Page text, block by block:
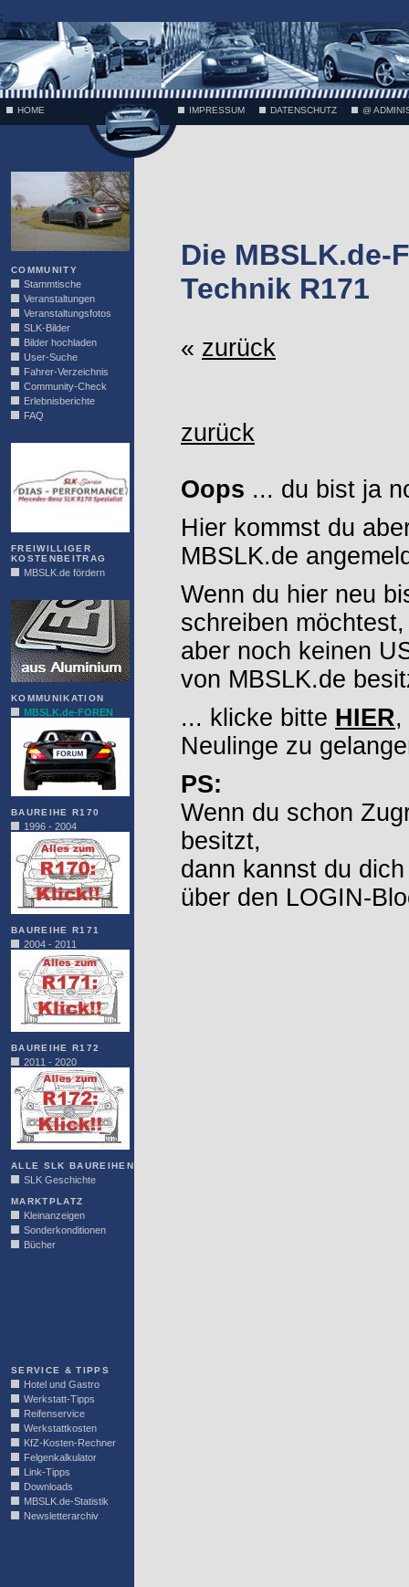
;
HOME IMPRESSUM DATENSCHUTZ @
COMMUNITY
Stammtische
Veranstaltungen
Veranstaltungsfotos
SLK-Bilder
Bilder hochladen
User-Suche
Fahrer-Verzeichnis
Community-Check
Erlebnisberichte
FAQ
FREIWILLIGER
KOSTENBEITRAG
MBSLK.de fördern
KOMMUNIKATION
MBSLK.de-FOREN
BAUREIHE R170
1996 - 2004
BAUREIHE R171
2004 - 2011
BAUREIHE R172
2011 - 2020
ALLE SLK BAUREIHEN
SLK Geschichte
MARKTPLATZ
Kleinanzeigen
Sonderkonditionen
Bücher
SERVICE & TIPPS
Hotel und Gastro
Werkstatt-Tipps
Reifenservice
Werkstattkosten
KfZ-Kosten-Rechner
Felgenkalkulator
Link-Tipps
Downloads
MBSLK.de-Statistik
Newsletterarchiv
Die MBSLK.de-
Technik R171
« zurück
zurück
Oops ... du bist ja
Hier kommst du
MBSLK.de
Wenn du hier neu
schreiben möchtest,
aber noch keinen
von MBSLK.de
... klicke bitte HIER,
Neulinge zu
PS:
Wenn du schon
besitzt,
dann kannst du
über den LOGIN-